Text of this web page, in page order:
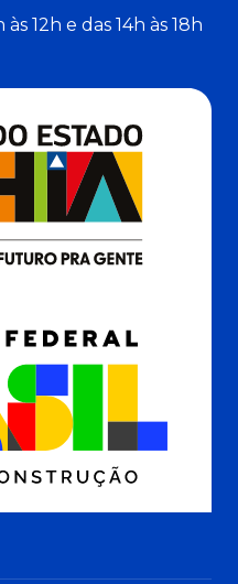
12h e das 14h às 18h